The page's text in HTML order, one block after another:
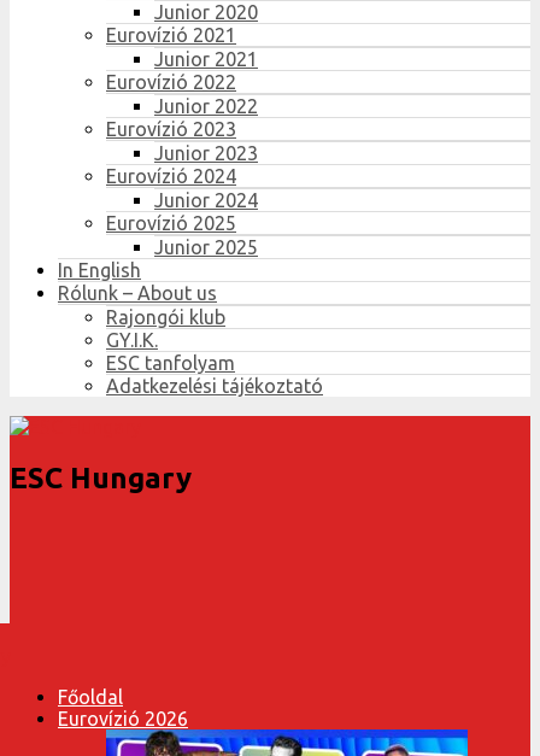
Junior 2020
Eurovízió 2021
Junior 2021
Eurovízió 2022
Junior 2022
Eurovízió 2023
Junior 2023
Eurovízió 2024
Junior 2024
Eurovízió 2025
Junior 2025
In English
Rólunk – About us
Rajongói klub
GY.I.K.
ESC tanfolyam
Adatkezelési tájékoztató
ESC Hungary
Főoldal
Eurovízió 2026